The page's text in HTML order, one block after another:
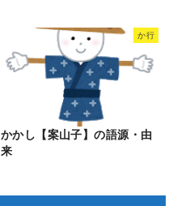
か行
かかし【案山子】の語源・由
来